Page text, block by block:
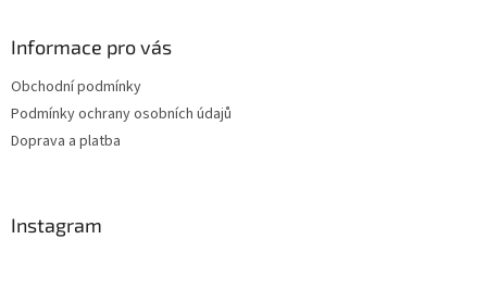
Informace pro vás
Obchodní podmínky
Podmínky ochrany osobních údajů
Doprava a platba
Instagram